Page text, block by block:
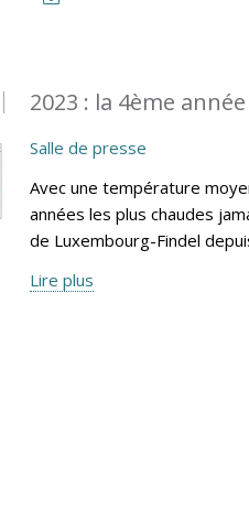
2023 : la 4ème
Salle de presse
Avec une température
années les plus chaudes
de Luxembourg-Findel
Lire plus